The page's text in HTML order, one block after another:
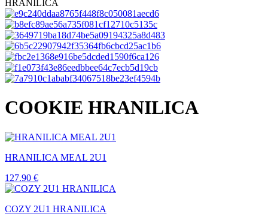
HRANILICA
COOKIE HRANILICA
HRANILICA MEAL 2U1
127.90 €
COZY 2U1 HRANILICA